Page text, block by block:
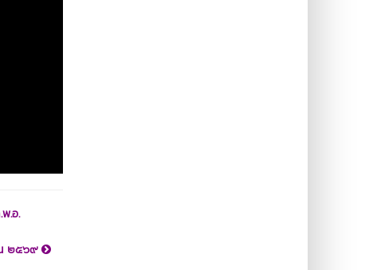
.อ.
น ๒๕๖๙